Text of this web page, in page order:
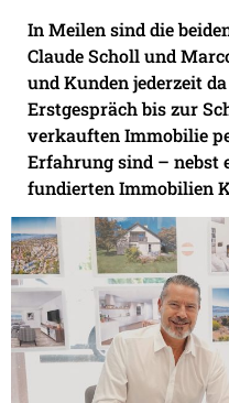
In Meilen sind die
Claude Scholl und
und Kunden jederzeit
Erstgespräch bis zur
verkauften Immobilie
Erfahrung sind – nebst
fundierten Immobilien